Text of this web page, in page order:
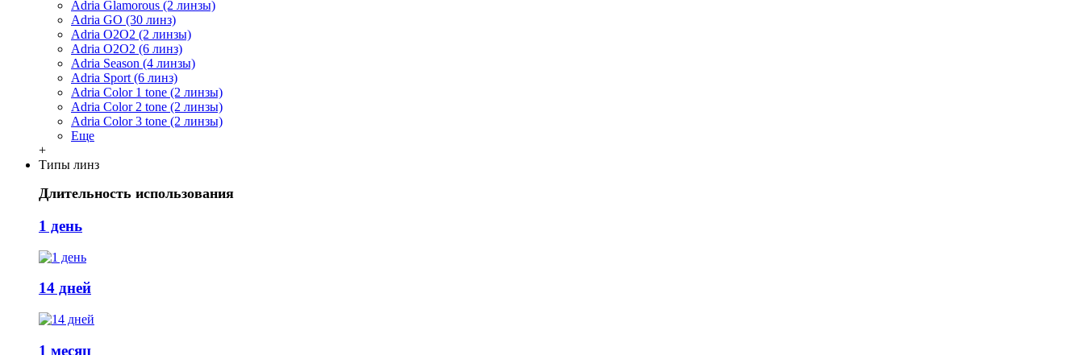
Adria Glamorous (2 линзы)
Adria GO (30 линз)
Adria O2O2 (2 линзы)
Adria O2O2 (6 линз)
Adria Season (4 линзы)
Adria Sport (6 линз)
Adria Сolor 1 tone (2 линзы)
Adria Сolor 2 tone (2 линзы)
Adria Сolor 3 tone (2 линзы)
Еще
+
Типы линз
Длительность использования
1 день
14 дней
1 месяц